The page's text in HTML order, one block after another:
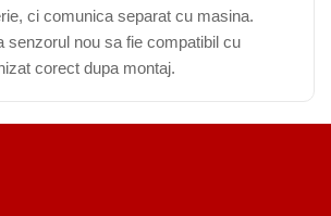
ci comunica separat cu masina.
senzorul nou sa fie compatibil cu
corect dupa montaj.